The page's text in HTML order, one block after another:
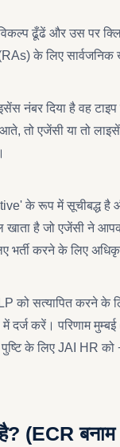
ढूँढें और उस पर
के लिए
नंबर दिया है वह
तो एजेंसी या तो
के रूप में सूचीबद्ध है
है जो एजेंसी ने आपको
भर्ती करने के लिए
सत्यापित करने के
में दर्ज करें। परिणाम
पुष्टि के लिए JAI HR
(ECR